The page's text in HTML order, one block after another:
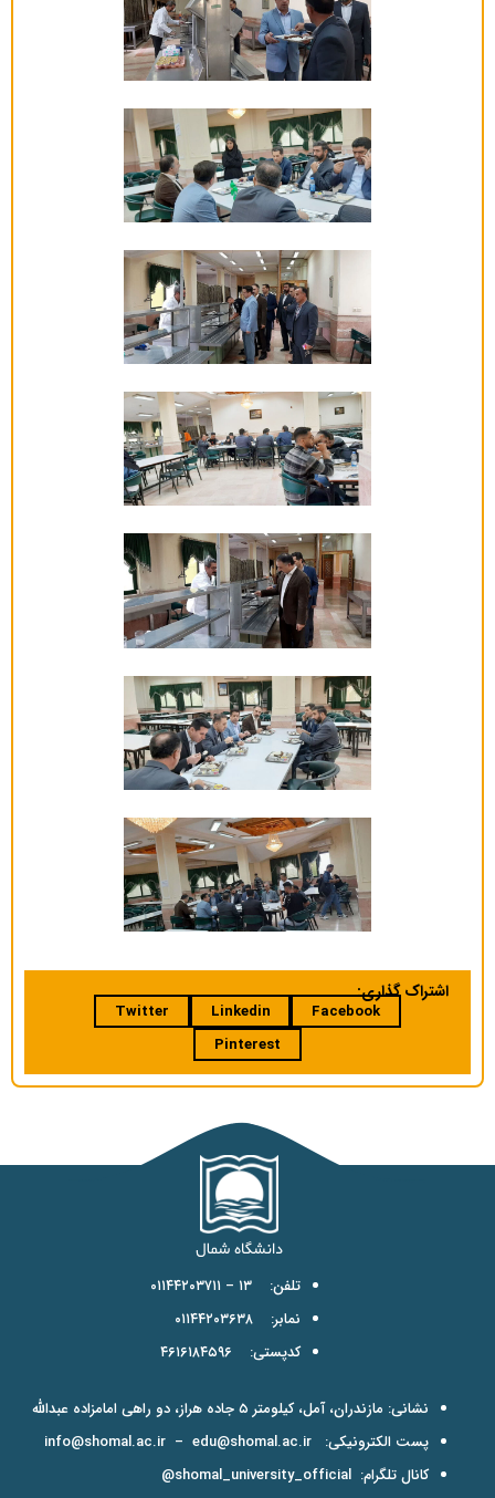
اشتراک گذاری:
Facebook
Linkedin
Twitter
Pinterest
تلفن: ۱۳ – ۰۱۱۴۴۲۰۳۷۱۱
نمابر: ۰۱۱۴۴۲۰۳۶۳۸
کدپستی: ۴۶۱۶۱۸۴۵۹۶
نشانی: مازندران، آمل، کیلومتر ۵ جاده هراز، دو راهی امامزاده عبدالله
پست الکترونیکی:
info@shomal.ac.ir – edu@shomal.ac.ir
کانال تلگرام: shomal_university_official@